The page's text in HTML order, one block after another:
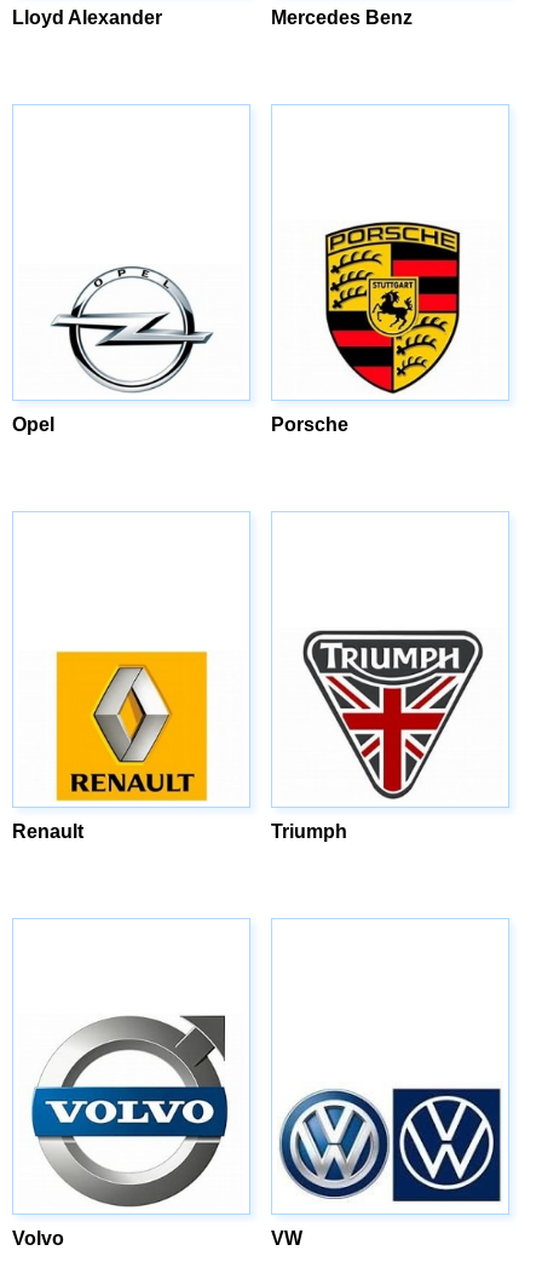
Lloyd Alexander Mercedes Benz
Opel Porsche
Renault Triumph
Volvo VW